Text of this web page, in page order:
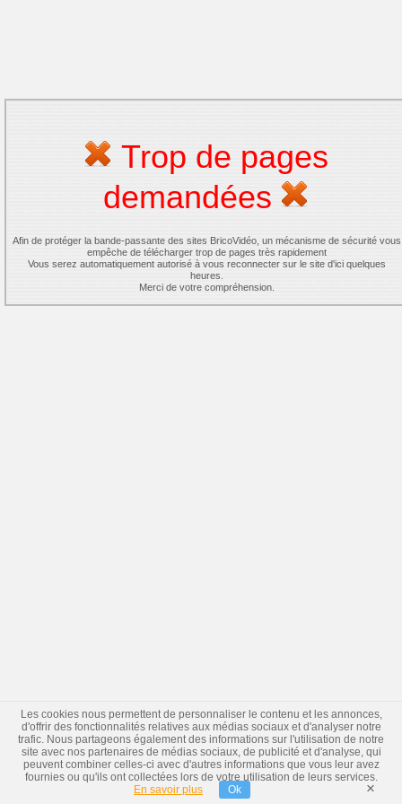
Trop de pages
demandées
Afin de protéger la bande-passante des sites BricoVidéo, un mécanisme de sécurité vous
empêche de télécharger trop de pages très rapidement
Vous serez automatiquement autorisé à vous reconnecter sur le site d'ici quelques
heures.
Merci de votre compréhension.
Les cookies nous permettent de personnaliser le contenu et les annonces,
d'offrir des fonctionnalités relatives aux médias sociaux et d'analyser notre
trafic. Nous partageons également des informations sur l'utilisation de notre
site avec nos partenaires de médias sociaux, de publicité et d'analyse, qui
peuvent combiner celles-ci avec d'autres informations que vous leur avez
fournies ou qu'ils ont collectées lors de votre utilisation de leurs services.
En savoir plus
Ok ×